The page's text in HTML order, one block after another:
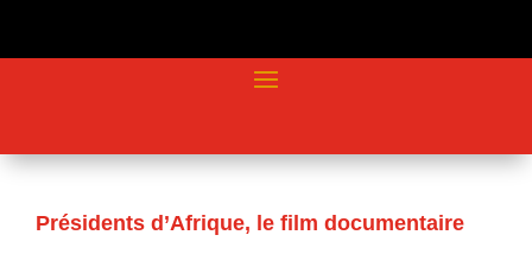
Présidents d’Afrique, le film documentaire